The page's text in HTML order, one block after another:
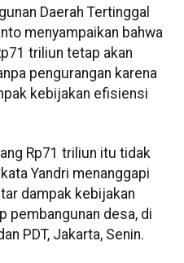
Daerah Tertinggal
menyampaikan bahwa
triliun tetap akan
pengurangan karena
kebijakan efisiensi
Rp71 triliun itu tidak
Yandri menanggapi
dampak kebijakan
pembangunan desa, di
PDT, Jakarta, Senin.